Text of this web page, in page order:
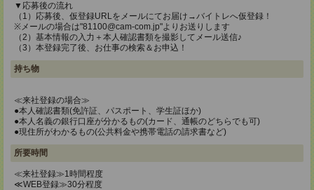
▼応募後の流れ
（1）応募後、仮登録URLをメールにてお届け→バイトレへ仮登録！
※メールの場合は"81100@cam-com.jp"よりお送りします
（2）基本情報の入力＋本人確認書類を撮影してメール送信♪
（3）本登録完了後、お仕事の検索＆お申込！
持ち物
≪来社登録の場合≫
●本人確認書類(免許証、パスポート、学生証ほか)
●本人名義の銀行口座が分かるもの(カード、通帳のどちらでも可)
●現住所がわかるもの(公共料金や携帯電話の請求書など)
所要時間
≪来社登録≫1時間程度
≪WEB登録≫30分程度